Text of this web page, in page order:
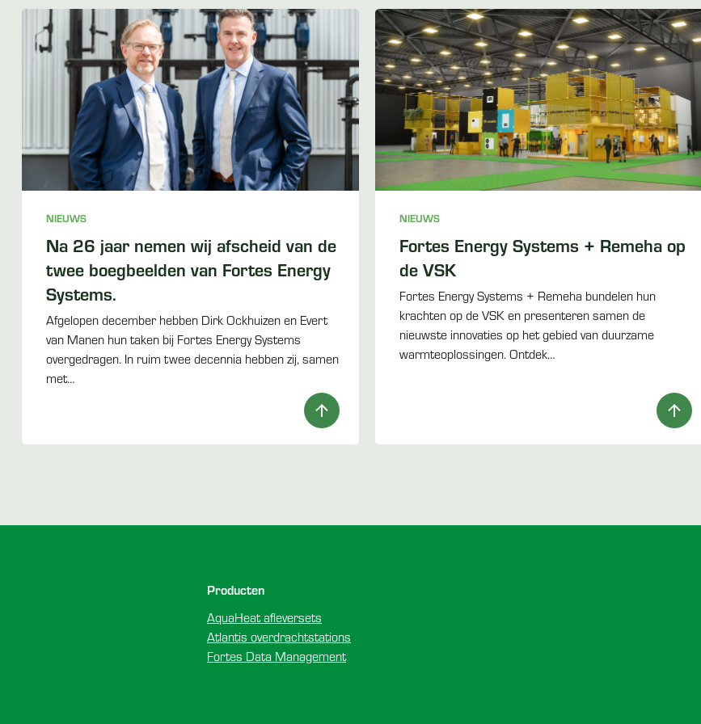
NIEUWS
Na 26 jaar nemen wij afscheid van de
twee boegbeelden van Fortes Energy
Systems.
Afgelopen december hebben Dirk Ockhuizen en Evert
van Manen hun taken bij Fortes Energy Systems
overgedragen. In ruim twee decennia hebben zij, samen
met…
NIEUWS
Fortes Energy Systems + Remeha op
de VSK
Fortes Energy Systems + Remeha bundelen hun
krachten op de VSK en presenteren samen de
nieuwste innovaties op het gebied van duurzame
warmteoplossingen. Ontdek…
Producten
AquaHeat afleversets
Atlantis overdrachtstations
Fortes Data Management